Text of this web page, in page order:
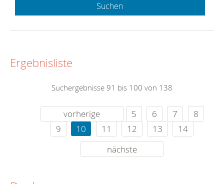
Suchen
Ergebnisliste
Suchergebnisse 91 bis 100 von 138
vorherige 5 6 7
8
9
10 11 12 13
14
nächste